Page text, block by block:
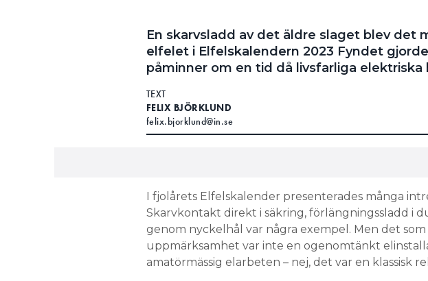
En skarvsladd av det äldre slaget blev det
elfelet i Elfelskalendern 2023 Fyndet
påminner om en tid då livsfarliga elektriska
TEXT
FELIX BJÖRKLUND
felix.bjorklund@in.se
I fjolårets Elfelskalender presenterades många
Skarvkontakt direkt i säkring, förlängningssladd i
genom nyckelhål var några exempel. Men det
uppmärksamhet var inte en ogenomtänkt
amatörmässig elarbeten – nej, det var en klassisk